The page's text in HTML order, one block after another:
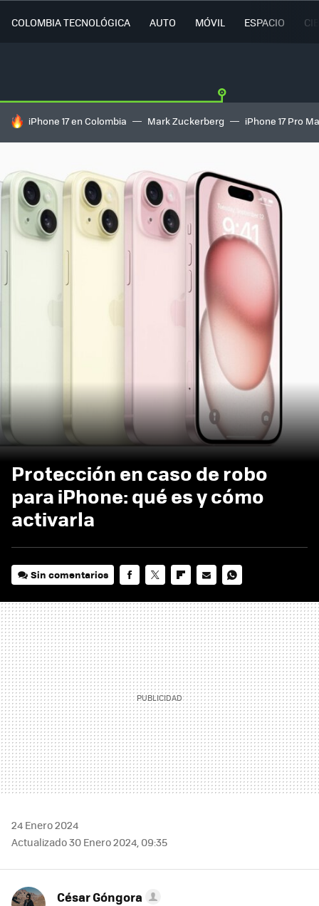
COLOMBIA TECNOLÓGICA AUTO MÓVIL ESPACIO
HOY SE HABLA DE
iPhone 17 en Colombia Mark Zuckerberg iPhone 17 Pro
Protección en caso de robo
para iPhone: qué es y cómo
activarla
Sin comentarios
MAIL
24 Enero 2024
Actualizado 30 Enero 2024, 09:35
César Góngora